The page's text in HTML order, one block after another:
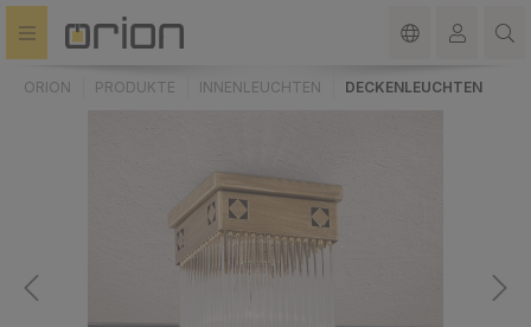
springen
ORION PRODUKTE INNENLEUCHTEN DECKENLEUCHTEN